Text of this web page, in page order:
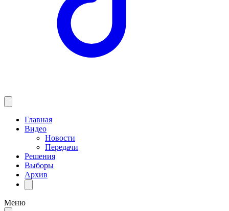
Главная
Видео
Новости
Передачи
Решения
Выборы
Архив
Меню